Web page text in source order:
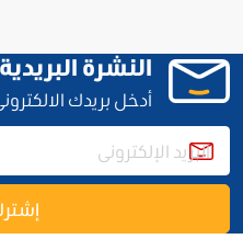
النشرة البريدية
أدخل بريدك